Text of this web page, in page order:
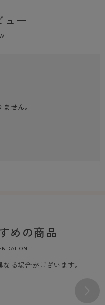
ュー
せん。
めの商品
る場合がございます。